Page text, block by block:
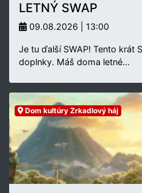
LETNÝ SWAP
09.08.2026 | 13:00
Je tu ďalší SWAP! Tento krát
doplnky. Máš doma letné…
Dom kultúry Zrkadlový háj